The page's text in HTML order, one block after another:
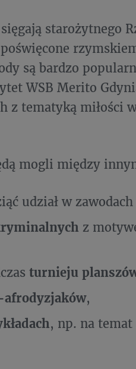
starożytnego
są bardzo
WSB Merito
z tematyką miłości
mogli między
udział w
z
turnieju
,
, np. na